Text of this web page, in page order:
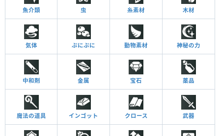
魚介類 虫 糸素材 木材
気体 ぷにぷに 動物素材 神秘の力
中和剤 金属 宝石 薬品
魔法の道具 インゴット クロース 武器